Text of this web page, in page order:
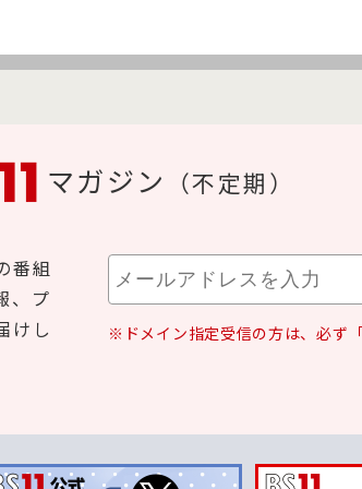
マガジン （不定期）
番組
、プ
けし
※ドメイン指定受信の方は、必ず